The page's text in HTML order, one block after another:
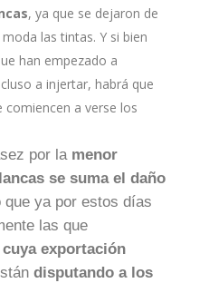
, ya que se dejaron de
las tintas. Y si bien
han empezado a
a injertar, habrá que
comiencen a verse los
por la menor
se suma el daño
que ya por estos días
las que
exportación
disputando a los